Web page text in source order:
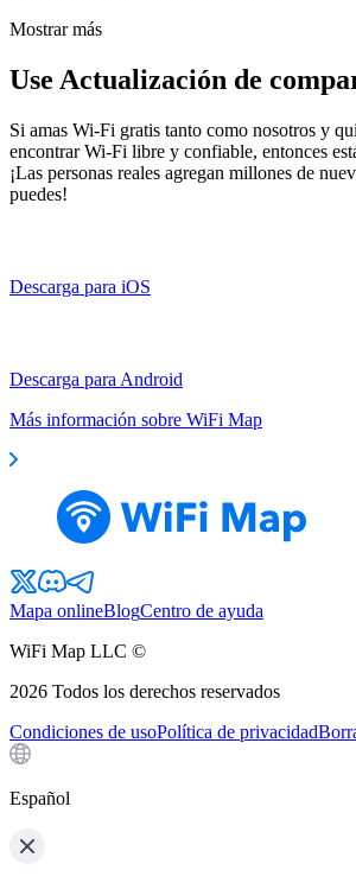
Mostrar más
Use Actualización de
Si amas Wi-Fi gratis tanto como nosotros y
encontrar Wi-Fi libre y confiable, entonces
¡Las personas reales agregan millones de
puedes!
Descarga para iOS
Descarga para Android
Más información sobre WiFi Map
Mapa onlineBlogCentro de ayuda
WiFi Map LLC ©
2026 Todos los derechos reservados
Condiciones de usoPolítica de privacidad
Español